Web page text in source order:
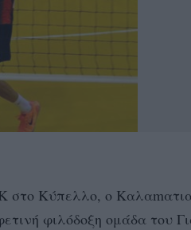
στο Κύπελλο, ο
φιλόδοξη ομάδα του